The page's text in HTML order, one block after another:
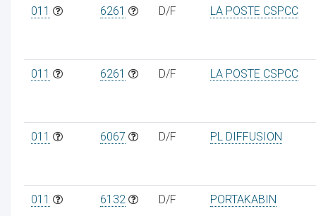
011 6261 D/F LA POSTE CSPCC
011 6261 D/F LA POSTE CSPCC
011 6067 D/F PL DIFFUSION
011 6132 D/F PORTAKABIN